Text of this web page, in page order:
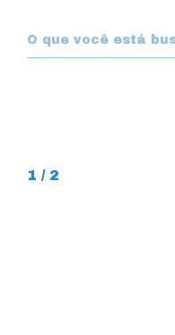
1 / 2